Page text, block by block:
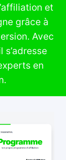
et
grâce à
Avec
en